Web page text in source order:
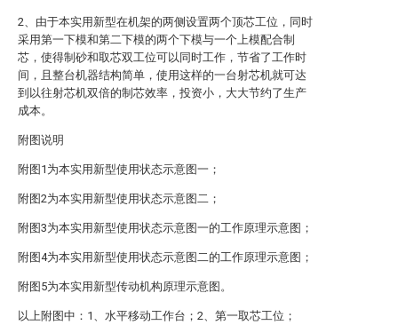
2、由于本实用新型在机架的两侧设置两个顶芯工位，同时
采用第一下模和第二下模的两个下模与一个上模配合制
芯，使得制砂和取芯双工位可以同时工作，节省了工作时
间，且整台机器结构简单，使用这样的一台射芯机就可达
到以往射芯机双倍的制芯效率，投资小，大大节约了生产
成本。
附图说明
附图1为本实用新型使用状态示意图一；
附图2为本实用新型使用状态示意图二；
附图3为本实用新型使用状态示意图一的工作原理示意图；
附图4为本实用新型使用状态示意图二的工作原理示意图；
附图5为本实用新型传动机构原理示意图。
以上附图中：1、水平移动工作台；2、第一取芯工位；